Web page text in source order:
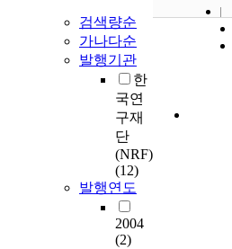
검색량순
가나다순
발행기관
한
국연
구재
단
(NRF)
(12)
발행연도
2004
(2)